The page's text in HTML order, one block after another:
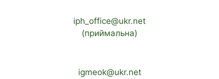
iph_office@ukr.net
(приймальна)
igmeok@ukr.net